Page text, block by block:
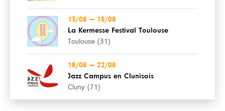
13/08 — 15/08
La Kermesse Festival Toulouse
Toulouse (31)
18/08 — 22/08
Jazz Campus en Clunisois
Cluny (71)